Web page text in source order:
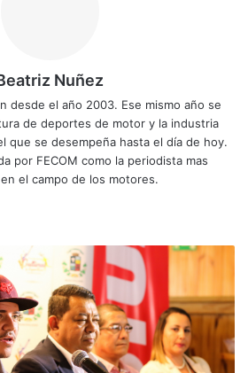
Nuñez
desde el año 2003. Ese mismo año se
de deportes de motor y la industria
que se desempeña hasta el día de hoy.
por FECOM como la periodista mas
el campo de los motores.
we
b
bo
ok
ub
e
ra
m